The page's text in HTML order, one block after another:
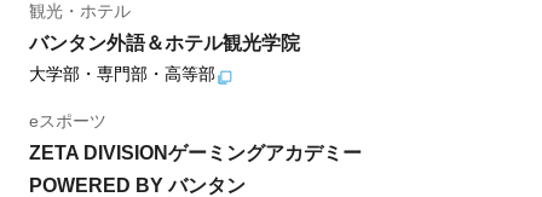
観光・ホテル
バンタン外語＆ホテル観光学院
大学部・専門部・高等部
eスポーツ
ZETA DIVISIONゲーミングアカデミー
POWERED BY バンタン